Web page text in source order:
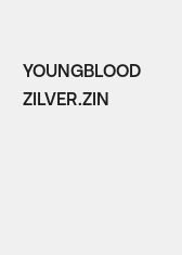
YOUNGBLOOD
ZILVER.ZIN